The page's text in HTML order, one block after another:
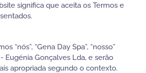
significa que aceita os Termos e
“nós”, “Gena Day Spa”, “nosso”
Eugénia Gonçalves Lda, e serão
apropriada segundo o contexto.